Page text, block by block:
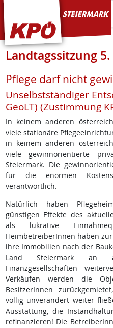
KPÖ Steiermark
Landtagssitzung
Pflege darf nicht
Unselbstständiger
GeoLT) (Zustimmung
In keinem anderen
viele stationäre
in keinem anderen
viele gewinnorientierte
Steiermark. Die
für die enormen
verantwortlich.
Natürlich haben
günstigen Effekte des
als lukrative
HeimbetreiberInnen haben
ihre Immobilien nach der
Land Steiermark an
Finanzgesellschaften
Verkäufen werden die
BesitzerInnen
völlig unverändert weiter
Ausstattung, die
refinanzieren! Die